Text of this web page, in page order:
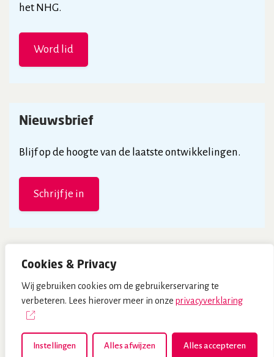
Cookies & Privacy
Wij gebruiken cookies om de gebruikerservaring te
verbeteren. Lees hierover meer in onze privacyverklaring
Instellingen Alles afwijzen Alles accepteren
het NHG.
Word lid
Nieuwsbrief
Blijf op de hoogte van de laatste ontwikkelingen.
Schrijf je in
© NHG - 2026
Privacyverklaring
Algemene voorwaarden NHG-webwinkel